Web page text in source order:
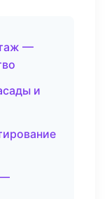
—
и
—